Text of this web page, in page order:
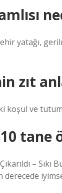
yatağı,
zıt
koşul ve
tane
– Sıkı
derecede